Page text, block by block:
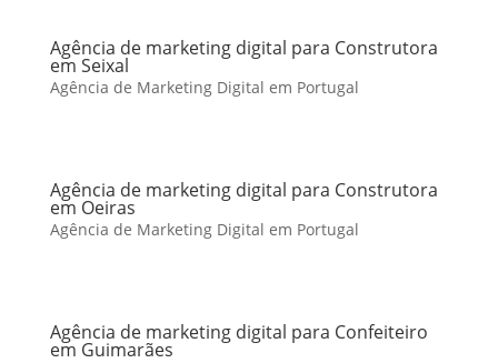
Agência de marketing digital para Construtora
em Seixal
Agência de Marketing Digital em Portugal
Agência de marketing digital para Construtora
em Oeiras
Agência de Marketing Digital em Portugal
Agência de marketing digital para Confeiteiro
em Guimarães